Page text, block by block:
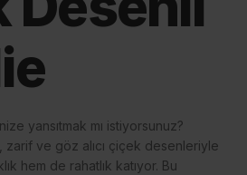
yansıtmak mı istiyorsunuz?
ve göz alıcı çiçek desenleriyle
hem de rahatlık katıyor. Bu